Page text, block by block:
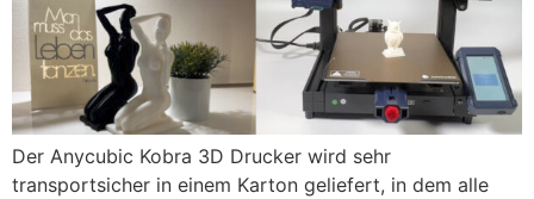
Der Anycubic Kobra 3D Drucker wird sehr
transportsicher in einem Karton geliefert, in dem alle